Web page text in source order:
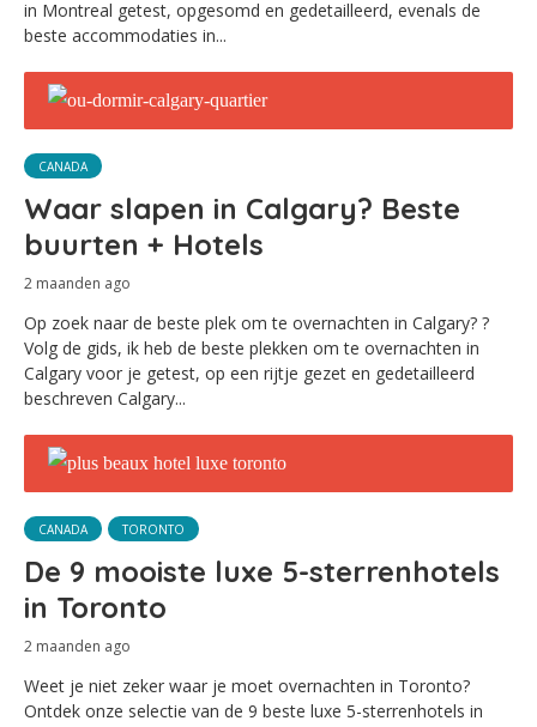
in Montreal getest, opgesomd en gedetailleerd, evenals de
beste accommodaties in...
CANADA
Waar slapen in Calgary? Beste
buurten + Hotels
2 maanden ago
Op zoek naar de beste plek om te overnachten in Calgary? ?
Volg de gids, ik heb de beste plekken om te overnachten in
Calgary voor je getest, op een rijtje gezet en gedetailleerd
beschreven Calgary...
CANADA TORONTO
De 9 mooiste luxe 5-sterrenhotels
in Toronto
2 maanden ago
Weet je niet zeker waar je moet overnachten in Toronto?
Ontdek onze selectie van de 9 beste luxe 5-sterrenhotels in